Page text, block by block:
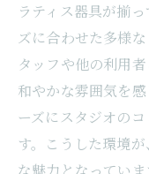
ラティス器具が揃
ズに合わせた多様
タッフや他の利用
和やかな雰囲気を
ーズにスタジオの
す。こうした環境